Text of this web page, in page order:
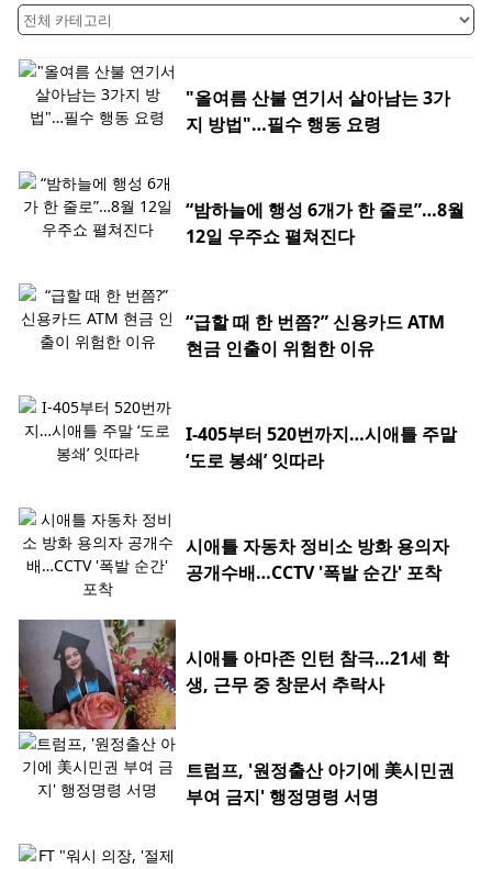
"올여름 산불 연기서 살아남는 3가
지 방법"…필수 행동 요령
“밤하늘에 행성 6개가 한 줄로”…8월
12일 우주쇼 펼쳐진다
“급할 때 한 번쯤?” 신용카드 ATM
현금 인출이 위험한 이유
I-405부터 520번까지…시애틀 주말
‘도로 봉쇄’ 잇따라
시애틀 자동차 정비소 방화 용의자
공개수배…CCTV '폭발 순간' 포착
시애틀 아마존 인턴 참극…21세 학
생, 근무 중 창문서 추락사
트럼프, '원정출산 아기에 美시민권
부여 금지' 행정명령 서명